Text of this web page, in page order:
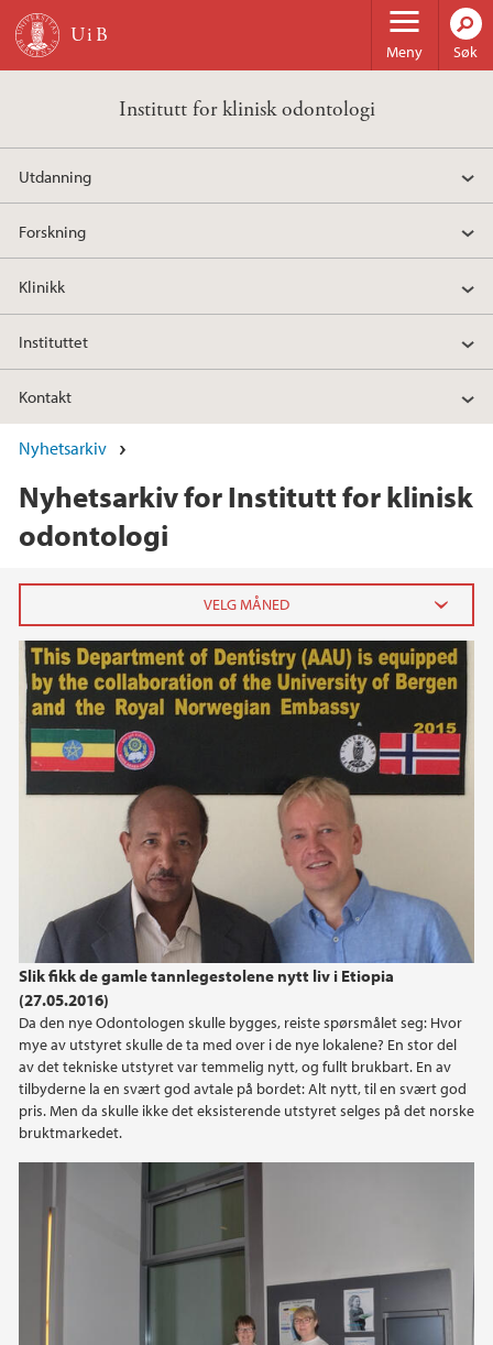
Hopp til hovedinnhold
Meny Søk
Institutt for klinisk odontologi
Utdanning
Forskning
Klinikk
Instituttet
Kontakt
Nyhetsarkiv
Nyhetsarkiv for Institutt for klinisk
odontologi
Slik fikk de gamle tannlegestolene nytt liv i Etiopia
(27.05.2016)
Da den nye Odontologen skulle bygges, reiste spørsmålet seg: Hvor
mye av utstyret skulle de ta med over i de nye lokalene? En stor del
av det tekniske utstyret var temmelig nytt, og fullt brukbart. En av
tilbyderne la en svært god avtale på bordet: Alt nytt, til en svært god
pris. Men da skulle ikke det eksisterende utstyret selges på det norske
bruktmarkedet.
2026
februar (2)
2022
2021
2020
2019
2016
2015